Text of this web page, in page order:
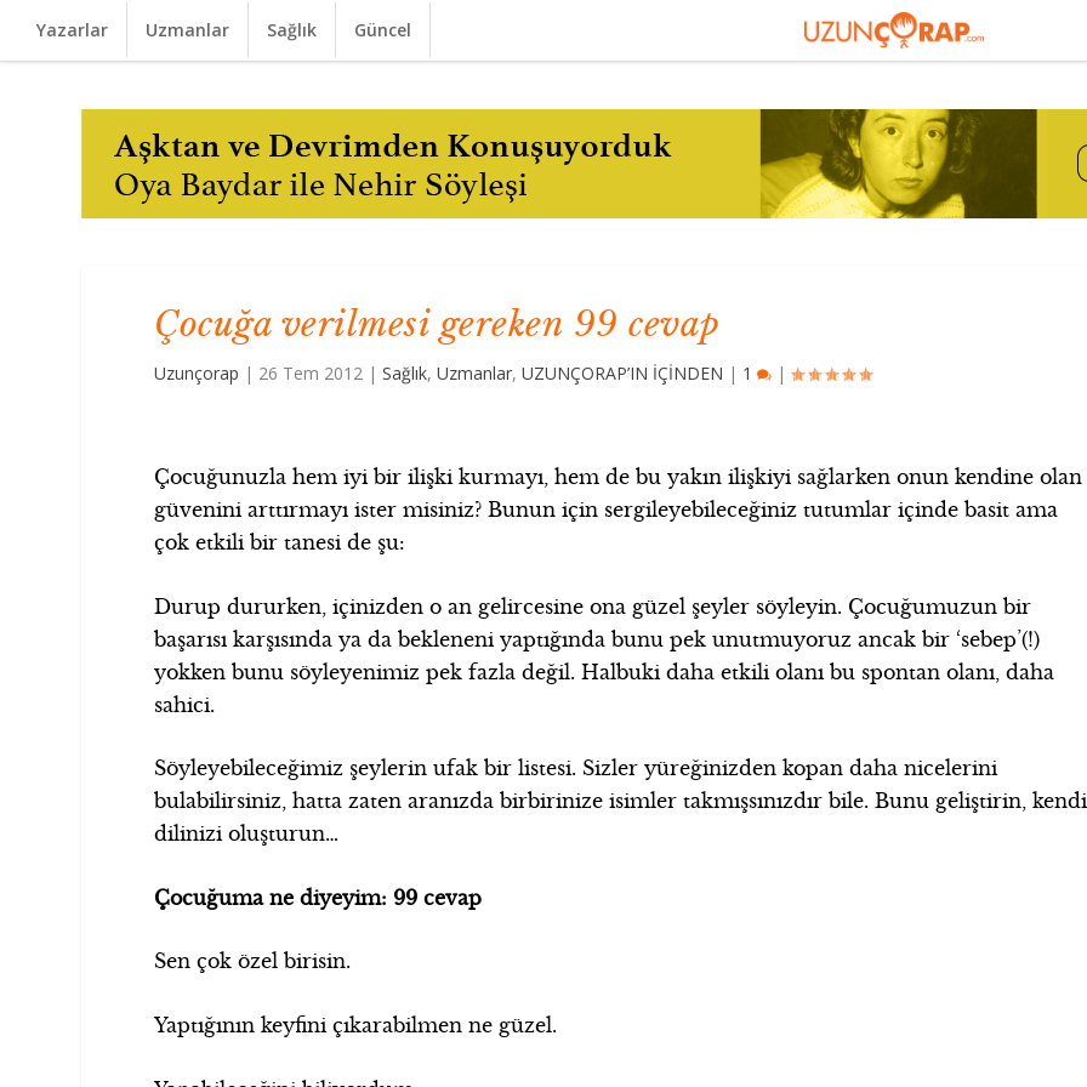
Yazarlar Uzmanlar Sağlık Güncel
Çocuğa verilmesi gereken 99 cevap
Uzunçorap | 26 Tem 2012 |Sağlık,Uzmanlar,UZUNÇORAP’IN İÇİNDEN | 1 |
Çocuğunuzla hem iyi bir ilişki kurmayı, hem de bu yakın ilişkiyi sağlarken onun kendine olan
güvenini arttırmayı ister misiniz? Bunun için sergileyebileceğiniz tutumlar içinde basit ama
çok etkili bir tanesi de şu:
Durup dururken, içinizden o an gelircesine ona güzel şeyler söyleyin. Çocuğumuzun bir
başarısı karşısında ya da bekleneni yaptığında bunu pek unutmuyoruz ancak bir ‘sebep’(!)
yokken bunu söyleyenimiz pek fazla değil. Halbuki daha etkili olanı bu spontan olanı, daha
sahici.
Söyleyebileceğimiz şeylerin ufak bir listesi. Sizler yüreğinizden kopan daha nicelerini
bulabilirsiniz, hatta zaten aranızda birbirinize isimler takmışsınızdır bile. Bunu geliştirin, kendi
dilinizi oluşturun…
Çocuğuma ne diyeyim: 99 cevap
Sen çok özel birisin.
Yaptığının keyfini çıkarabilmen ne güzel.